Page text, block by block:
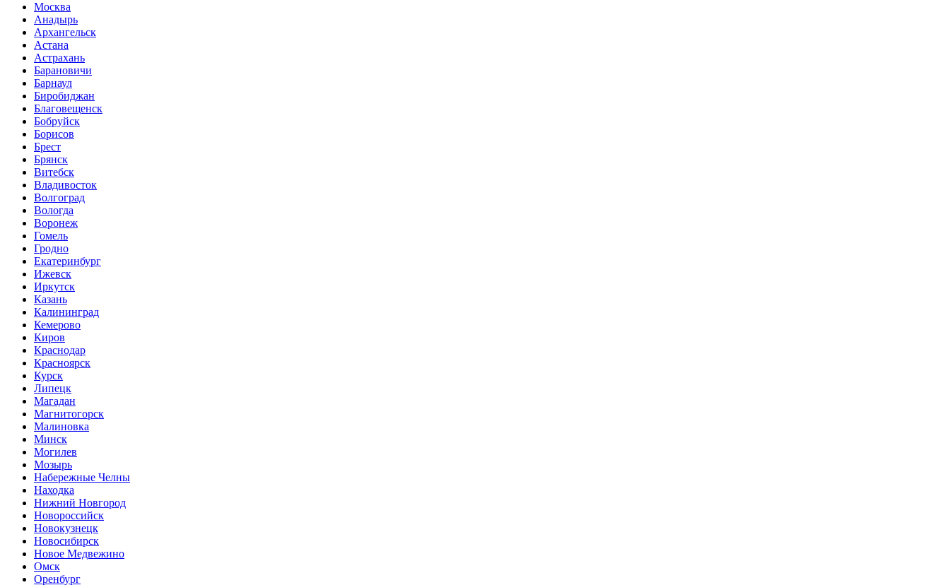
Москва
Анадырь
Архангельск
Астана
Астрахань
Барановичи
Барнаул
Биробиджан
Благовещенск
Бобруйск
Борисов
Брест
Брянск
Витебск
Владивосток
Волгоград
Вологда
Воронеж
Гомель
Гродно
Екатеринбург
Ижевск
Иркутск
Казань
Калининград
Кемерово
Киров
Краснодар
Красноярск
Курск
Липецк
Магадан
Магнитогорск
Малиновка
Минск
Могилев
Мозырь
Набережные Челны
Находка
Нижний Новгород
Новороссийск
Новокузнецк
Новосибирск
Новое Медвежино
Омск
Оренбург